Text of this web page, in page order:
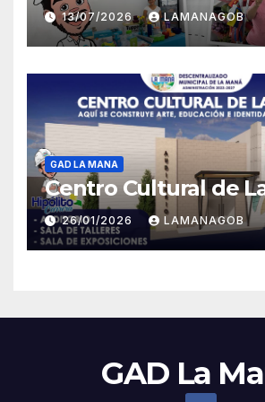
13/07/2026 LAMANAGOB
GAD LA MANA
Centro Cultural de
26/01/2026 LAMANAGOB
GAD La